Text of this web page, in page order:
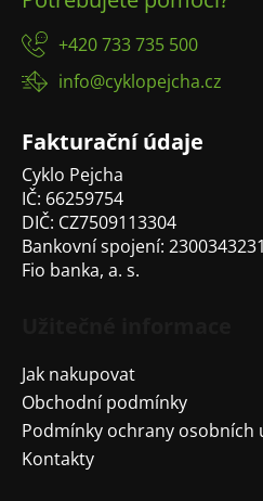
+420 733 735 500
info@cyklopejcha.cz
Fakturační údaje
Cyklo Pejcha
IČ: 66259754
DIČ: CZ7509113304
Bankovní spojení:
Fio banka, a. s.
Jak nakupovat
Obchodní podmínky
Podmínky ochrany osobních
Kontakty